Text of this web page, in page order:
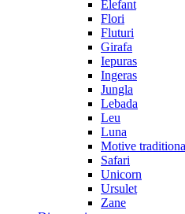
Elefant
Flori
Fluturi
Girafa
Iepuras
Ingeras
Jungla
Lebada
Leu
Luna
Motive
Safari
Unicorn
Ursulet
Zane